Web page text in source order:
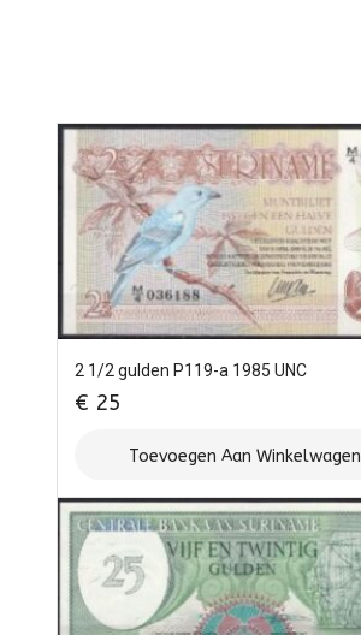
2 1/2 gulden P119-a 1985 UNC
€ 25
Toevoegen Aan Winkelwagen